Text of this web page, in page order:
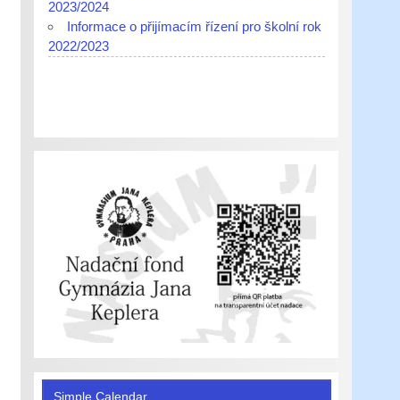
2023/2024
Informace o přijímacím řízení pro školní rok
2022/2023
Simple Calendar